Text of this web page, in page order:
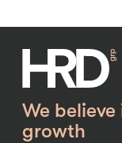
We
growth